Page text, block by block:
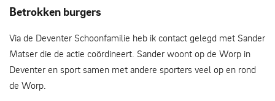
Betrokken burgers
Via de Deventer Schoonfamilie heb ik contact gelegd met Sander
Matser die de actie coördineert. Sander woont op de Worp in
Deventer en sport samen met andere sporters veel op en rond
de Worp.